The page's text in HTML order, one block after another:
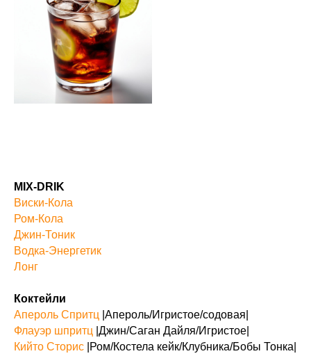
MIX-DRIK
Виски-Кола
Ром-Кола
Джин-Тоник
Водка-Энергетик
Лонг
Коктейли
Апероль Спритц |Апероль/Игристое/содовая|
Флауэр шпритц |Джин/Саган Дайля/Игристое|
Кийто Сторис |Ром/Костела кейк/Клубника/Бобы Тонка|